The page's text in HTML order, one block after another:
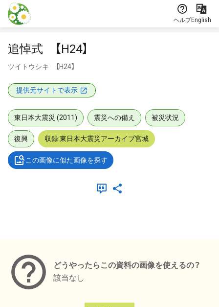
本文に飛ぶ
ヘルプEnglish
追悼式 【H24】
ツイトウシキ 【H24】
提供元サイトで表示
東日本大震災 (2011) 震災への備え 被災状況
復興 収録:東日本大震災アーカイブ宮城
この画像に似た画像を探す
どうやったらこの資料の画像を使えるの？
該当なし